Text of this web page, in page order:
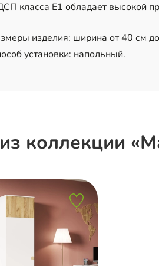
класса Е1 обладает высокой
изделия: ширина от 40 см
установки: напольный.
коллекции